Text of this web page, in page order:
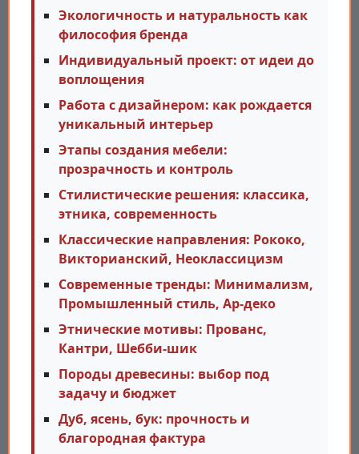
Экологичность и натуральность как
философия бренда
Индивидуальный проект: от идеи до
воплощения
Работа с дизайнером: как рождается
уникальный интерьер
Этапы создания мебели:
прозрачность и контроль
Стилистические решения: классика,
этника, современность
Классические направления: Рококо,
Викторианский, Неоклассицизм
Современные тренды: Минимализм,
Промышленный стиль, Ар-деко
Этнические мотивы: Прованс,
Кантри, Шебби-шик
Породы древесины: выбор под
задачу и бюджет
Дуб, ясень, бук: прочность и
благородная фактура